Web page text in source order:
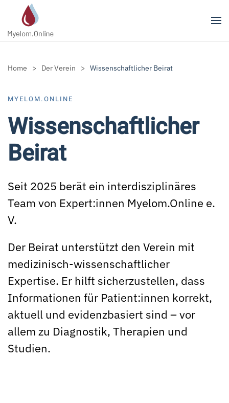
Zum Hauptinhalt springen
Home Der Verein Wissenschaftlicher Beirat
MYELOM.ONLINE
Wissenschaftlicher
Beirat
Seit 2025 berät ein interdisziplinäres
Team von Expert:innen Myelom.Online e.
V.
Der Beirat unterstützt den Verein mit
medizinisch-wissenschaftlicher
Expertise. Er hilft sicherzustellen, dass
Informationen für Patient:innen korrekt,
aktuell und evidenzbasiert sind – vor
allem zu Diagnostik, Therapien und
Studien.